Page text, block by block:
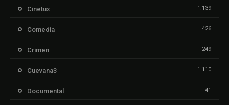
Cinetux 1.139
Comedia 426
Crimen 249
Cuevana3 1.110
Documental 41